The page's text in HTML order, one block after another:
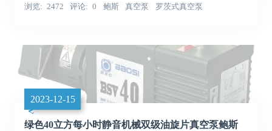
浏览 2472 评论 0 鲍斯 真空泵 罗茨式真空泵
2023-12-15
绿色40立方每小时静音机械双级油旋片真空泵鲍斯